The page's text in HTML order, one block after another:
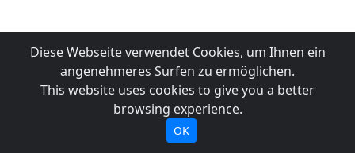
Diese Webseite verwendet Cookies, um Ihnen ein
angenehmeres Surfen zu ermöglichen.
This website uses cookies to give you a better
browsing experience.
OK